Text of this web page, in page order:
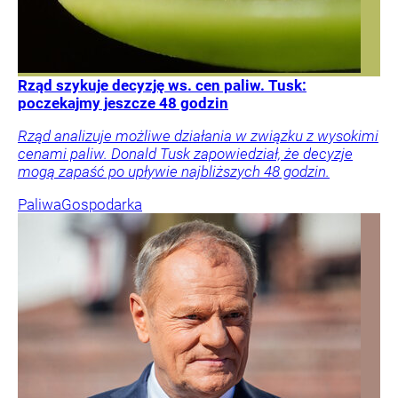
Rząd szykuje decyzję ws. cen paliw. Tusk:
poczekajmy jeszcze 48 godzin
Rząd analizuje możliwe działania w związku z wysokimi
cenami paliw. Donald Tusk zapowiedział, że decyzje
mogą zapaść po upływie najbliższych 48 godzin.
PaliwaGospodarka